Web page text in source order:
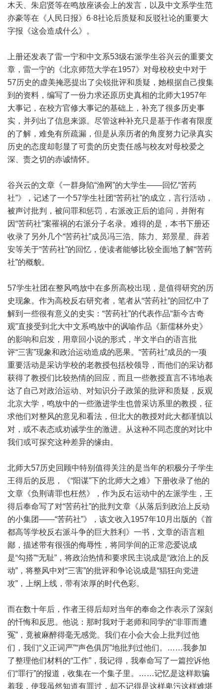
木天、朱启贤等在鸣放座谈会上的发言，以及中文系学生范
亦豪等在《人民日报》6·8社论后质疑和反驳社论的重要大
字报《这会造成什么》。
上册还发表了雷一宁和中文系53级右派学生谷兴云的重要文
章，雷一宁的《北京师范大学在1957》对母校校史中对于
57历史的虚美掩恶提出了尖锐批评和质疑，她根据自己搜集
到的资料，编写了一份力求还原历史真相的北师大1957年
大事记，在校方官修大事记的基础上，补充了很多历史事
实，并列出了信息来源。尽管这种补充只是基于作者有限度
的了解，难免有所疏漏，但是从亲历者的角度努力记录真实
历史的态度却彰显了可贵的历史责任感与校友对母校爱之
深、责之切的赤诚情怀。
谷兴云的文章《一群身陷“渔网”的大学生——回忆“苦药
社”》，记述了一个57学生社团“苦药社”的成立，言行活动，
被声讨批判，被问罪和惩罚，右派改正后的追问，并附有
因“苦药社”案罹祸的右派分子名录。难得的是，本书下册还
收录了另外几个“苦药社”成员冯三浩、陈力、郑景星、薛若
安等关于“苦药社”的回忆，使读者能够比较全面地了解“苦药
社”的概貌。
57学生社团在整风鸣放中在多所高校出现，是值得研究的历
史现象。作为高校反右研究者，笔者从“苦药社”的回忆中了
解到一些很有意义的史实：“苦药社”的代表作品“新今古奇
观”直接受到北大中文系鸣放中的讽喻作品《新儒林外史》
的影响和启发，用章回小说的形式，半文半白的语言批
评“三害”现象和政治运动造成的恶果。“苦药社”成员的一项
重要活动是采访学校的老教授包括校领导，而他们的采访都
获得了教授们比较热情的回应，而且一些教授直言不讳地表
达了自己对政治运动、对知识分子政策的批评和质疑，反观
北京大学，鸣放中的一些激进学生也曾采访系里的教授，征
求他们对整风的意见和看法，但北大的教授对此大都谨慎以
对，或不表态或劝诫学生的激进。从这种不同态度的对比中
我们或可探究这种差异的缘由。
北师大57历史回顾中特别值得关注的是当年的积极分子学生
王得后的反思，《“阳谋”下的北师大之难》下册收录了他的
文章《负荆请罪也枉然》，作为反右运动中的左派学生，王
得后奉命写了对“苦药社”的批判文章《从落后到政治上反动
的小集团——“苦药社”》，该文收入1957年10月出版的《首
都高等学校反右派斗争的巨大胜利》一书，文章的语言粗
鄙，描述带有很强的侮辱性，将同学间的正常恋爱说成
是“勾搭”“无耻”，将政治热情和要求民主说成是“政治上的反
动”，将整风中对“三害”的批评和争论说成是“猖狂向党进
攻”，上纲上线，带有浓厚的时代色彩。
而在数十年后，作者王得后却对当年的奉命之作表示了深刻
的忏悔和反思。他说：那时我对于老师和同学的“非罪而遭
冤”，竟被麻醉得毫无感觉。我们在小会大会上批判过他
们，我们“义正词严”“声色俱厉”地批判过他们。……我参加
了整理他们材料的“工作”，我记得，我奉命写了一篇控诉他
们“罪行”的报道，收集在一个集子里。……记忆是这样欺骗
着我，使我虽然知道有罪过，却不记得是这样卑污这样难堪